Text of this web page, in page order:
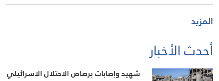
المزيد
أحدث الأخبار
شهيد وإصابات برصاص الاحتلال الاسرائيلي